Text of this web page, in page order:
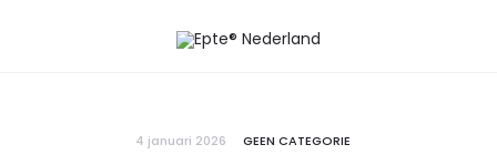
4 januari 2026 GEEN CATEGORIE